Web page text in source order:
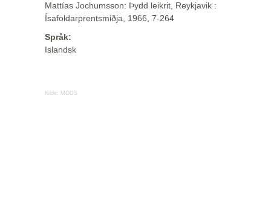
Mattías Jochumsson: Þydd leikrit, Reykjavik :
Ísafoldarprentsmiðja, 1966, 7-264
Språk:
Islandsk
Kilde: MODS